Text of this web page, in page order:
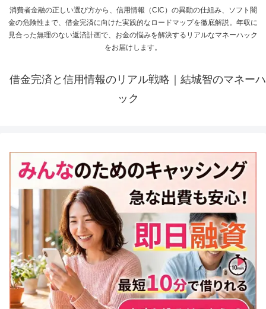
消費者金融の正しい選び方から、信用情報（CIC）の異動の仕組み、ソフト闇
金の危険性まで、借金完済に向けた実践的なロードマップを徹底解説。年収に
見合った無理のない返済計画で、お金の悩みを解決するリアルなマネーハック
をお届けします。
借金完済と信用情報のリアル戦略｜結城智のマネーハ
ック